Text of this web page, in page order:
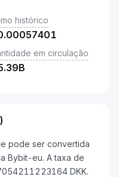
histórico
em circulação
pode ser convertida
Bybit-eu. A taxa de
DKK.